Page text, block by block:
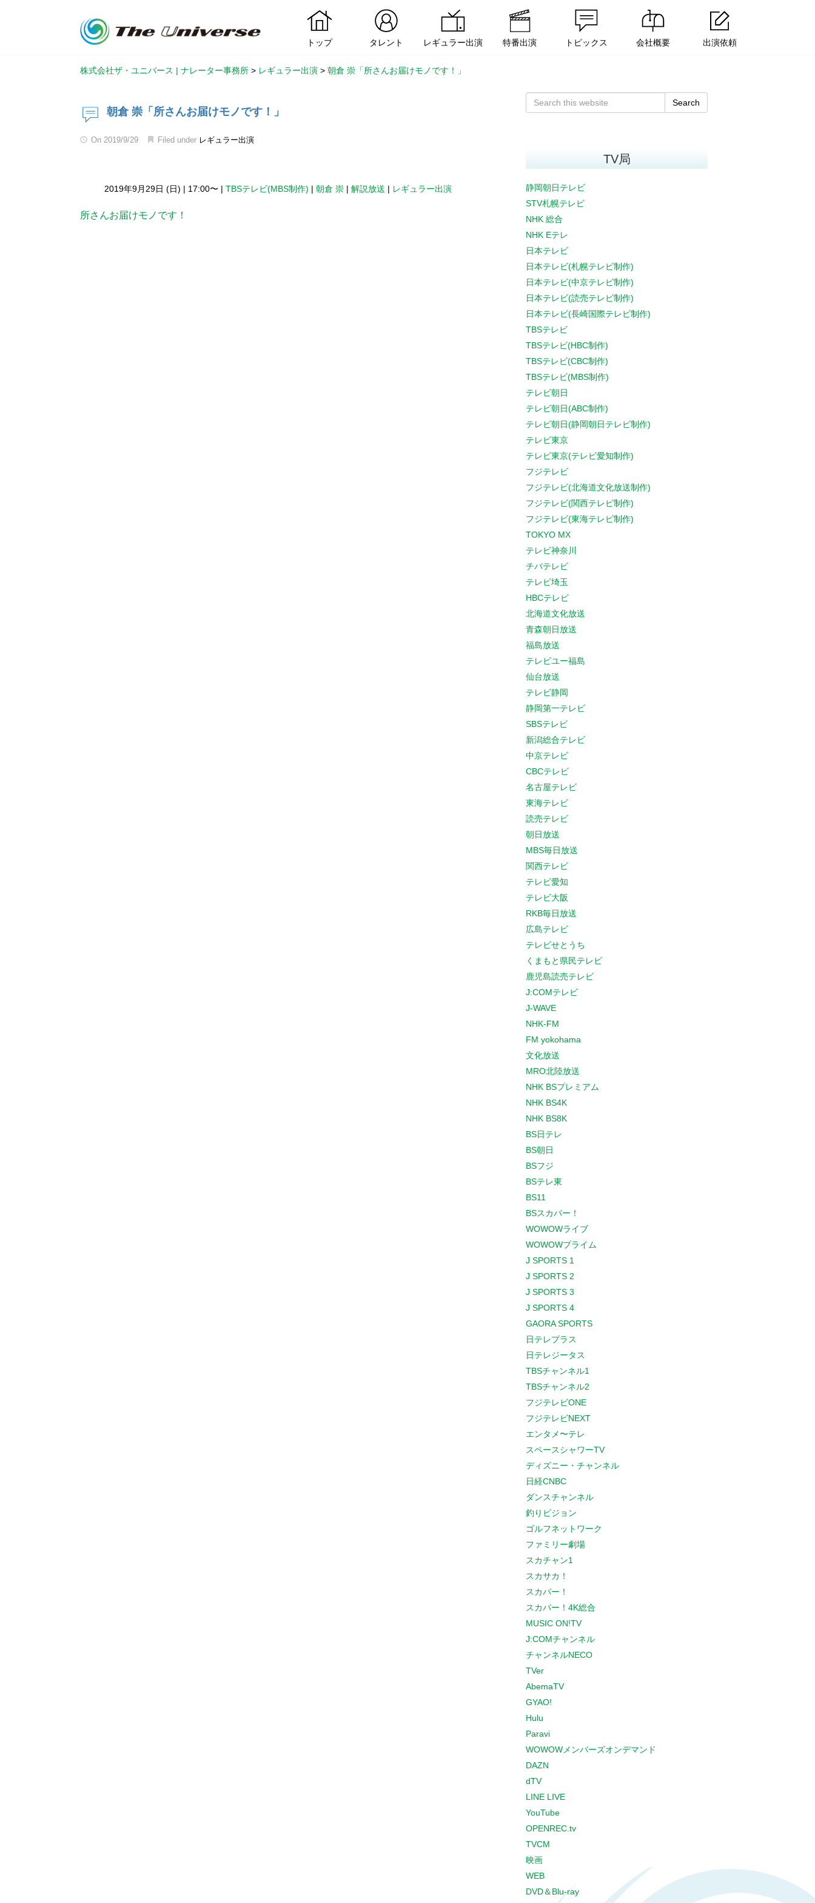
トップ タレント レギュラー出演 特番出演 トピックス 会社概要 出演依頼
株式会社ザ・ユニバース | ナレーター事務所 > レギュラー出演 > 朝倉 崇「所さんお届けモノです！」
朝倉 崇「所さんお届けモノです！」
On 2019/9/29 Filed under レギュラー出演
2019年9月29日 (日) | 17:00〜 | TBSテレビ(MBS制作) | 朝倉 崇 | 解説放送 | レギュラー出演
所さんお届けモノです！
Search
TV局
静岡朝日テレビ
STV札幌テレビ
NHK 総合
NHK Eテレ
日本テレビ
日本テレビ(札幌テレビ制作)
日本テレビ(中京テレビ制作)
日本テレビ(読売テレビ制作)
日本テレビ(長崎国際テレビ制作)
TBSテレビ
TBSテレビ(HBC制作)
TBSテレビ(CBC制作)
TBSテレビ(MBS制作)
テレビ朝日
テレビ朝日(ABC制作)
テレビ朝日(静岡朝日テレビ制作)
テレビ東京
テレビ東京(テレビ愛知制作)
フジテレビ
フジテレビ(北海道文化放送制作)
フジテレビ(関西テレビ制作)
フジテレビ(東海テレビ制作)
TOKYO MX
テレビ神奈川
チバテレビ
テレビ埼玉
HBCテレビ
北海道文化放送
青森朝日放送
福島放送
テレビユー福島
仙台放送
テレビ静岡
静岡第一テレビ
SBSテレビ
新潟総合テレビ
中京テレビ
CBCテレビ
名古屋テレビ
東海テレビ
読売テレビ
朝日放送
MBS毎日放送
関西テレビ
テレビ愛知
テレビ大阪
RKB毎日放送
広島テレビ
テレビせとうち
くまもと県民テレビ
鹿児島読売テレビ
J:COMテレビ
J-WAVE
NHK-FM
FM yokohama
文化放送
MRO北陸放送
NHK BSプレミアム
NHK BS4K
NHK BS8K
BS日テレ
BS朝日
BSフジ
BSテレ東
BS11
BSスカパー！
WOWOWライブ
WOWOWプライム
J SPORTS 1
J SPORTS 2
J SPORTS 3
J SPORTS 4
GAORA SPORTS
日テレプラス
日テレジータス
TBSチャンネル1
TBSチャンネル2
フジテレビONE
フジテレビNEXT
エンタメ〜テレ
スペースシャワーTV
ディズニー・チャンネル
日経CNBC
ダンスチャンネル
釣りビジョン
ゴルフネットワーク
ファミリー劇場
スカチャン1
スカサカ！
スカパー！
スカパー！4K総合
MUSIC ON!TV
J:COMチャンネル
チャンネルNECO
TVer
AbemaTV
GYAO!
Hulu
Paravi
WOWOWメンバーズオンデマンド
DAZN
dTV
LINE LIVE
YouTube
OPENREC.tv
TVCM
映画
WEB
DVD＆Blu-ray